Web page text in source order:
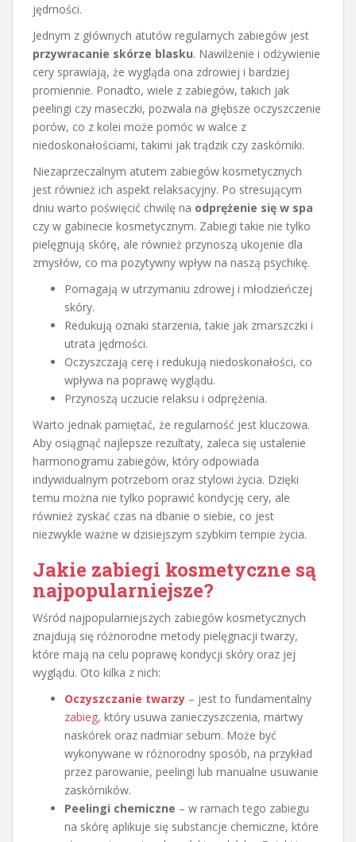
jędrności.
Jednym z głównych atutów regularnych zabiegów jest
przywracanie skórze blasku. Nawilżenie i odżywienie
cery sprawiają, że wygląda ona zdrowiej i bardziej
promiennie. Ponadto, wiele z zabiegów, takich jak
peelingi czy maseczki, pozwala na głębsze oczyszczenie
porów, co z kolei może pomóc w walce z
niedoskonałościami, takimi jak trądzik czy zaskórniki.
Niezaprzeczalnym atutem zabiegów kosmetycznych
jest również ich aspekt relaksacyjny. Po stresującym
dniu warto poświęcić chwilę na odprężenie się w spa
czy w gabinecie kosmetycznym. Zabiegi takie nie tylko
pielęgnują skórę, ale również przynoszą ukojenie dla
zmysłów, co ma pozytywny wpływ na naszą psychikę.
Pomagają w utrzymaniu zdrowej i młodzieńczej
skóry.
Redukują oznaki starzenia, takie jak zmarszczki i
utrata jędrności.
Oczyszczają cerę i redukują niedoskonałości, co
wpływa na poprawę wyglądu.
Przynoszą uczucie relaksu i odprężenia.
Warto jednak pamiętać, że regularność jest kluczowa.
Aby osiągnąć najlepsze rezultaty, zaleca się ustalenie
harmonogramu zabiegów, który odpowiada
indywidualnym potrzebom oraz stylowi życia. Dzięki
temu można nie tylko poprawić kondycję cery, ale
również zyskać czas na dbanie o siebie, co jest
niezwykle ważne w dzisiejszym szybkim tempie życia.
Jakie zabiegi kosmetyczne są
najpopularniejsze?
Wśród najpopularniejszych zabiegów kosmetycznych
znajdują się różnorodne metody pielęgnacji twarzy,
które mają na celu poprawę kondycji skóry oraz jej
wyglądu. Oto kilka z nich:
Oczyszczanie twarzy – jest to fundamentalny
zabieg, który usuwa zanieczyszczenia, martwy
naskórek oraz nadmiar sebum. Może być
wykonywane w różnorodny sposób, na przykład
przez parowanie, peelingi lub manualne usuwanie
zaskórników.
Peelingi chemiczne – w ramach tego zabiegu
na skórę aplikuje się substancje chemiczne, które